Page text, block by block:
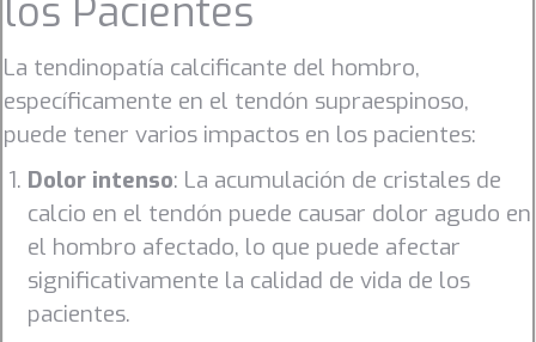
los Pacientes
La tendinopatía calcificante del hombro,
específicamente en el tendón supraespinoso,
puede tener varios impactos en los pacientes:
Dolor intenso: La acumulación de cristales de
calcio en el tendón puede causar dolor agudo en
el hombro afectado, lo que puede afectar
significativamente la calidad de vida de los
pacientes.